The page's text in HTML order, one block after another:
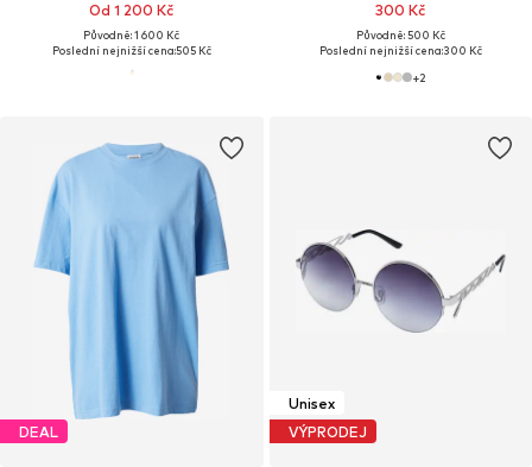
Od 1 200 Kč
Původně: 1 600 Kč
Poslední nejnižší cena:505 Kč
300 Kč
Původně: 500 Kč
Poslední nejnižší cena:300 Kč
+2
DEAL
Unisex
VÝPRODEJ